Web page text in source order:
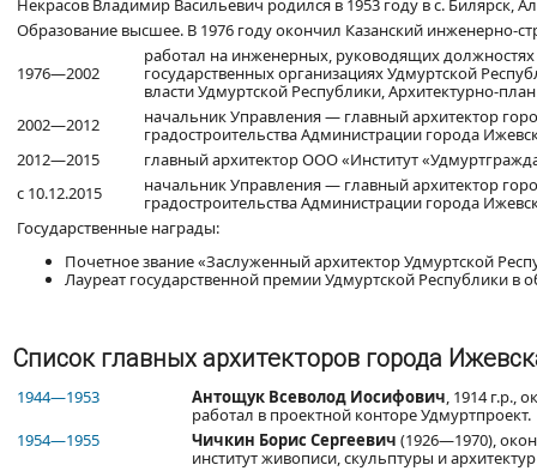
Некрасов Владимир Васильевич родился в 1953 году в с. Билярск,
Образование высшее. В 1976 году окончил Казанский инженерно-
1976—2002
работал на инженерных, руководящих должностях
государственных организациях Удмуртской
власти Удмуртской Республики, Архитектурно-
2002—2012
начальник Управления — главный архитектор
градостроительства Администрации города
2012—2015
главный архитектор ООО «Институт
с 10.12.2015
начальник Управления — главный архитектор
градостроительства Администрации города
Государственные награды:
Почетное звание «Заслуженный архитектор Удмуртской
Лауреат государственной премии Удмуртской Республики в
Список главных архитекторов города
1944—1953 Антощук Всеволод Иосифович, 1914 г.р.,
работал в проектной конторе Удмуртпроект.
1954—1955
Чичкин Борис Сергеевич (1926—1970),
институт живописи, скульптуры и